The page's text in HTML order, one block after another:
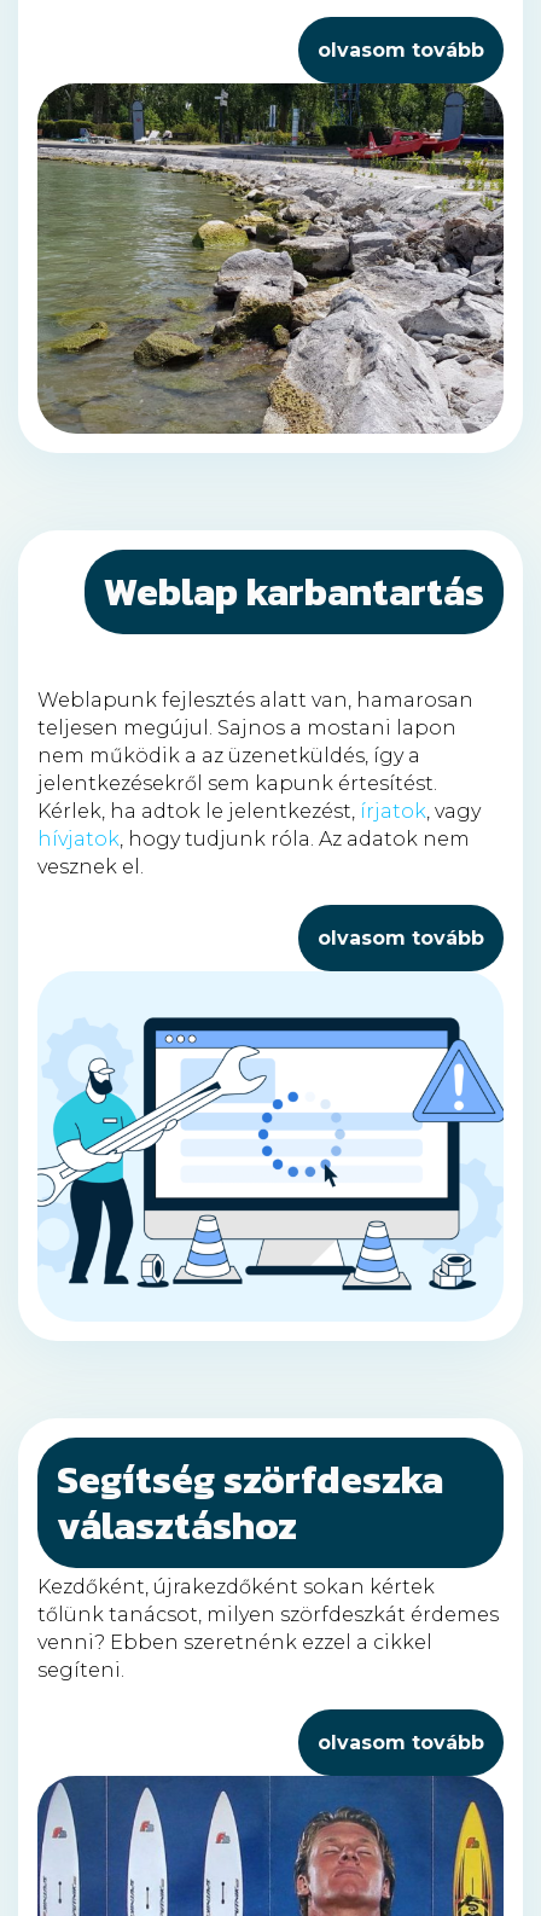
olvasom tovább
Weblap karbantartás
Weblapunk fejlesztés alatt van, hamarosan
teljesen megújul. Sajnos a mostani lapon
nem működik a az üzenetküldés, így a
jelentkezésekről sem kapunk értesítést.
Kérlek, ha adtok le jelentkezést, írjatok , vagy
hívjatok , hogy tudjunk róla. Az adatok nem
vesznek el.
olvasom tovább
Segítség szörfdeszka
választáshoz
Kezdőként, újrakezdőként sokan kértek
tőlünk tanácsot, milyen szörfdeszkát érdemes
venni? Ebben szeretnénk ezzel a cikkel
segíteni.
olvasom tovább